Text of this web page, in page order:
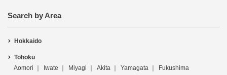
Search by Area
Hokkaido
Tohoku
Aomori
Iwate Miyagi Akita Yamagata Fukushima